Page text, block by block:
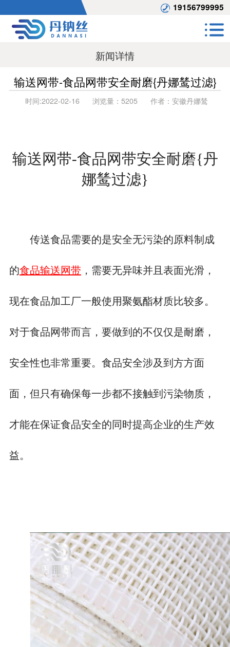
19156799995
新闻详情
输送网带-食品网带安全耐磨{丹娜鸶过滤}
时间:2022-02-16 浏览量： 5205 作者： 安徽丹娜鸶
输送网带-食品网带安全耐磨{丹
娜鸶过滤}
传送食品需要的是安全无污染的原料制成
的食品输送网带 ，需要无异味并且表面光滑，
现在食品加工厂一般使用聚氨酯材质比较多。
对于食品网带而言，要做到的不仅仅是耐磨，
安全性也非常重要。食品安全涉及到方方面
面，但只有确保每一步都不接触到污染物质，
才能在保证食品安全的同时提高企业的生产效
益。